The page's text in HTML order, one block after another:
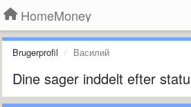
HomeMoney
Brugerprofil Василий
Dine sager inddelt efter